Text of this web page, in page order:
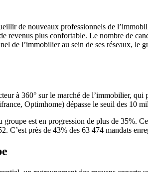
de nouveaux professionnels de
revenus plus confortable. Le nombre de
de l’immobilier au sein de ses réseaux,
à 360° sur le marché de l’immobilier,
Optimhome) dépasse le seuil des 10
est en progression de plus de 35%.
C’est près de 43% des 63 474 mandats